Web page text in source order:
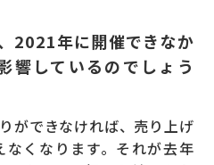
2021年に開催できなか
響しているのでしょう
ができなければ、売り上げ
くなります。それが去年